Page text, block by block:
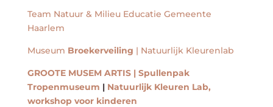
Team Natuur & Milieu Educatie Gemeente
Haarlem
Museum Broekerveiling | Natuurlijk Kleurenlab
GROOTE MUSEM ARTIS | Spullenpak
Tropenmuseum | Natuurlijk Kleuren Lab,
workshop voor kinderen